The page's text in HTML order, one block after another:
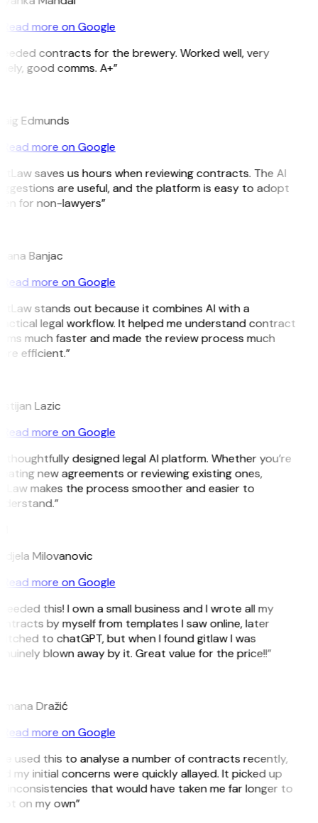
Read more on Google
contracts for the brewery. Worked well, very
good comms. A+”
Edmunds
Read more on Google
saves us hours when reviewing contracts. The AI
are useful, and the platform is easy to adopt
for non-lawyers”
Banjac
Read more on Google
stands out because it combines AI with a
legal workflow. It helped me understand contract
much faster and made the review process much
efficient.”
Lazic
Read more on Google
thoughtfully designed legal AI platform. Whether you’re
new agreements or reviewing existing ones,
makes the process smoother and easier to
Milovanovic
Read more on Google
this! I own a small business and I wrote all my
by myself from templates I saw online, later
to chatGPT, but when I found gitlaw I was
blown away by it. Great value for the price!!”
Dražić
Read more on Google
used this to analyse a number of contracts recently,
my initial concerns were quickly allayed. It picked up
inconsistencies that would have taken me far longer to
on my own”